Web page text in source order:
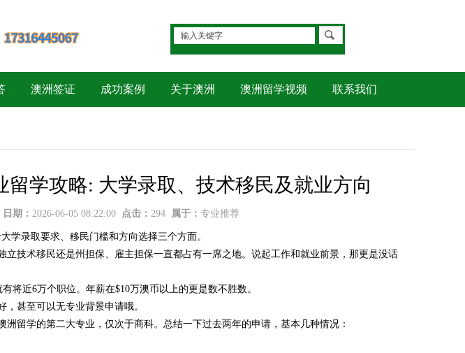
澳洲签证 成功案例 关于澳洲 澳洲留学视频 联系我们
留学攻略: 大学录取、技术移民及就业方向
日期： 2026-06-05 08:22:00 点击： 294 属于： 专业推荐
学录取要求、移民门槛和方向选择三个方面。
技术移民还是州担保、雇主担保一直都占有一席之地。说起工作和就业前景，那更是没话
将近6万个职位。年薪在$10万澳币以上的更是数不胜数。
甚至可以无专业背景申请哦。
留学的第二大专业，仅次于商科。总结一下过去两年的申请，基本几种情况：